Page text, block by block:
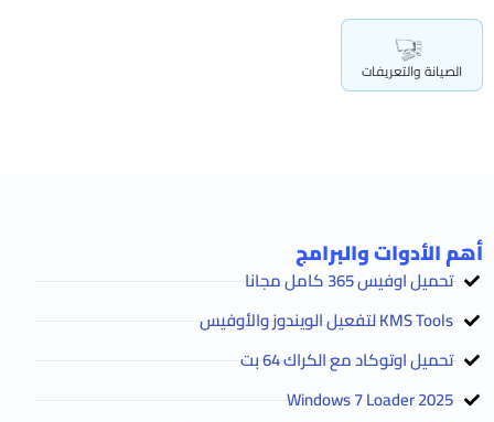
الصيانة والتعريفات
أهم الأدوات والبرامج
تحميل اوفيس 365 كامل مجانا
KMS Tools لتفعيل الويندوز والأوفيس
تحميل اوتوكاد مع الكراك 64 بت
2025 Windows 7 Loader